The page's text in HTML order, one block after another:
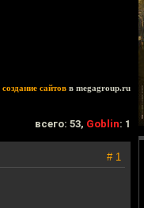
создание сайтов в megagroup.ru
всего: 53, Goblin: 1
# 1